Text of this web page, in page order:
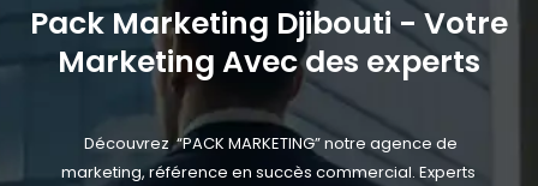
Pack Marketing Djibouti - Votre
Marketing Avec des experts
Découvrez “PACK MARKETING” notre agence de
marketing, référence en succès commercial. Experts